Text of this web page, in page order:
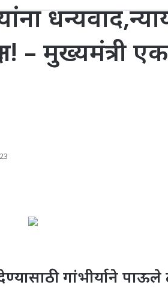
– मुख्यमंत्री
गांभीर्याने